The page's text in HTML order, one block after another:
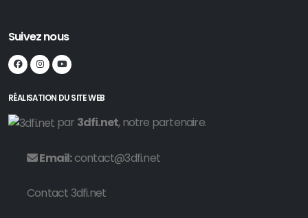
Suivez nous
RÉALISATION DU SITE WEB
par 3dfi.net, notre partenaire.
Email:contact@3dfi.net
Contact 3dfi.net